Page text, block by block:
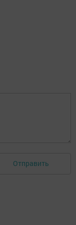
Отправить